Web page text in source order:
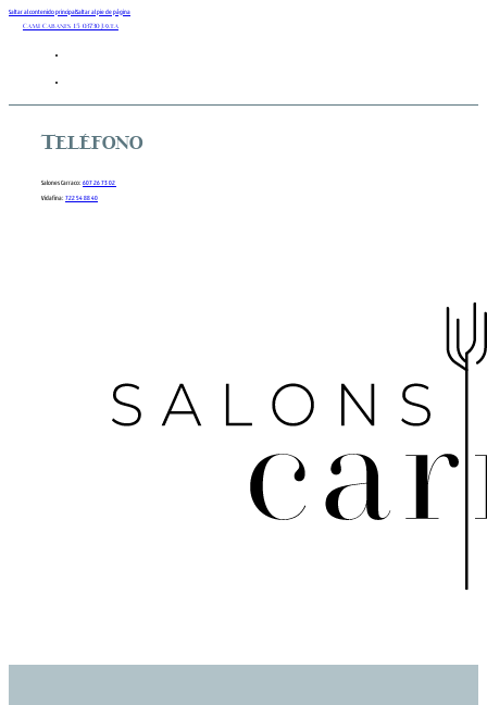
Saltar al contenido principalSaltar al pie de página
Camí Cabanes 15 03730 Javea
Teléfono
Salones Carraco: 607 26 73 02
Vidafina: 722 54 88 40